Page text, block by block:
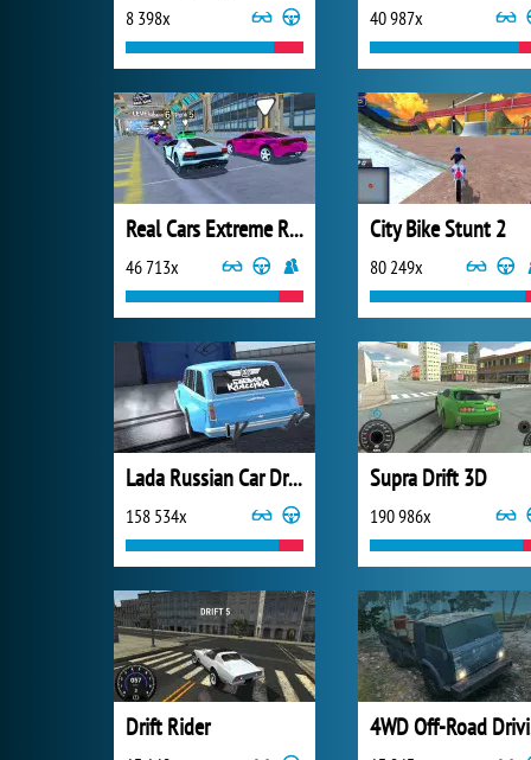
8 398x 40 987x
Real Cars Extreme Racing
46 713x
City Bike Stunt 2
80 249x
Lada Russian Car Drift
158 534x
Supra Drift 3D
190 986x
Drift Rider